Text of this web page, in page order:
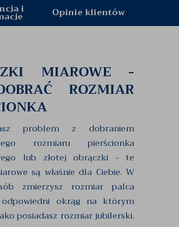
i
Opinie klientów
MIAROWE -
ROZMIAR
problem z dobraniem
rozmiaru pierścionka
lub złotej obrączki - te
są właśnie dla Ciebie. W
zmierzysz rozmiar palca
odpowiedni okrąg na którym
posiadasz rozmiar jubilerski.